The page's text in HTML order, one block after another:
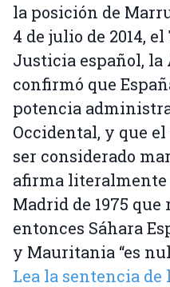
la posición de
4 de julio de 2014,
Justicia español, la
confirmó que
potencia
Occidental, y que
ser considerado
afirma literalmente
Madrid de 1975
entonces Sáhara
y Mauritania “es
Lea la sentencia